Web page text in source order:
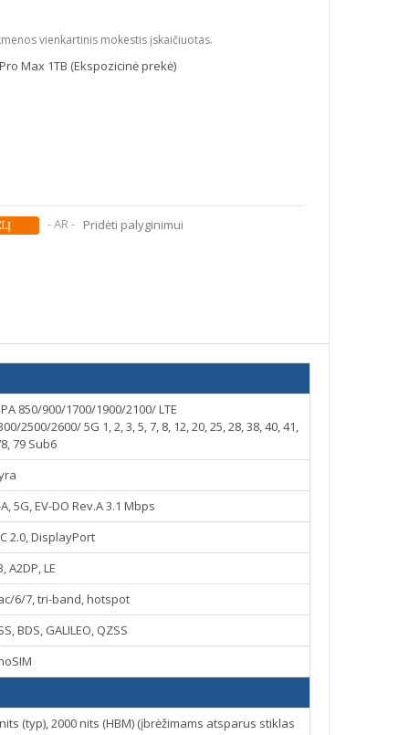
vienkartinis mokestis įskaičiuotas.
Max 1TB (Ekspozicinė prekė)
- AR - Pridėti palyginimui
850/900/1700/1900/2100/ LTE
2600/ 5G 1, 2, 3, 5, 7, 8, 12, 20, 25, 28, 38, 40, 41,
79 Sub6
5G, EV-DO Rev.A 3.1 Mbps
2.0, DisplayPort
A2DP, LE
6/7, tri-band, hotspot
BDS, GALILEO, QZSS
(typ), 2000 nits (HBM) (įbrėžimams atsparus stiklas